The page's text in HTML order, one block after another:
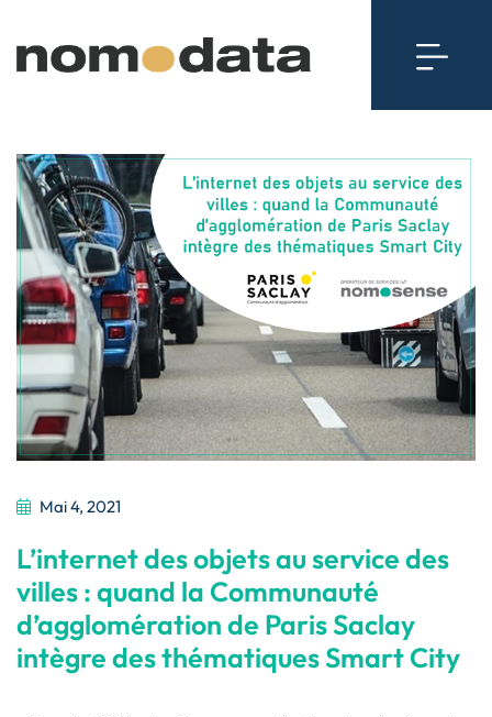
Mai 4, 2021
L’internet des objets au service des
villes : quand la Communauté
d’agglomération de Paris Saclay
intègre des thématiques Smart City